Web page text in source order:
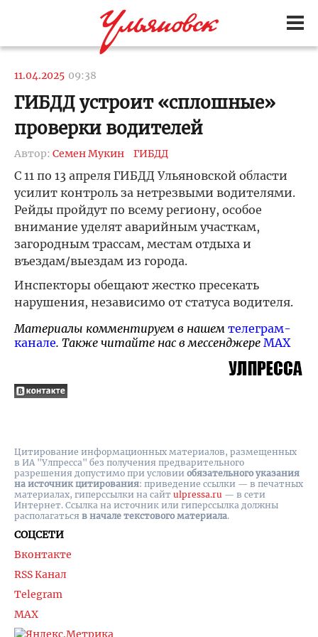
11.04.2025 09:38
ГИБДД устроит «сплошные»
проверки водителей
Автор: Семен Мукин ГИБДД
С 11 по 13 апреля ГИБДД Ульяновской области
усилит контроль за нетрезвыми водителями.
Рейды пройдут по всему региону, особое
внимание уделят аварийным участкам,
загородным трассам, местам отдыха и
въездам/выездам из города.
Инспекторы обещают жестко пресекать
нарушения, независимо от статуса водителя.
Материалы комментируем в нашем телеграм-
канале. Также читайте нас в мессенджере MAX
СОЦСЕТИ
Вконтакте
RSS Канал
Telegram
MAX
Цитирование информационных материалов, размещенных
в ИА "Улпресса" без получения предварительного
разрешения допустимо при условии обязательного указания
на источник цитирования: приведение ссылки — в печатных
материалах, гиперссылки на cайт ulpressa.ru — в сети
Интернет. Ссылка на источник или гиперссылка должны
располагаться в начале текстового материала.